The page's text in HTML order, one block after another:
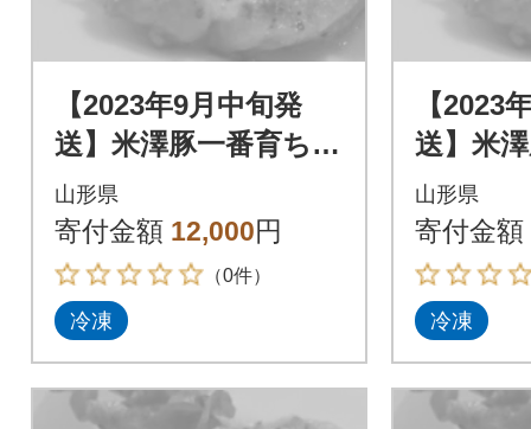
【2023年9月中旬発
送】米澤豚一番育ち
【豚ロース味噌漬10
枚】
山形県
寄付金額 12,000円
（0件）
冷凍
【2023
送】米
【豚ロ
枚】
山形県
寄付金額
冷凍